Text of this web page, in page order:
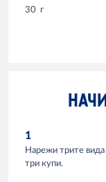
30 г
1
Нарежи трите вида
три купи.